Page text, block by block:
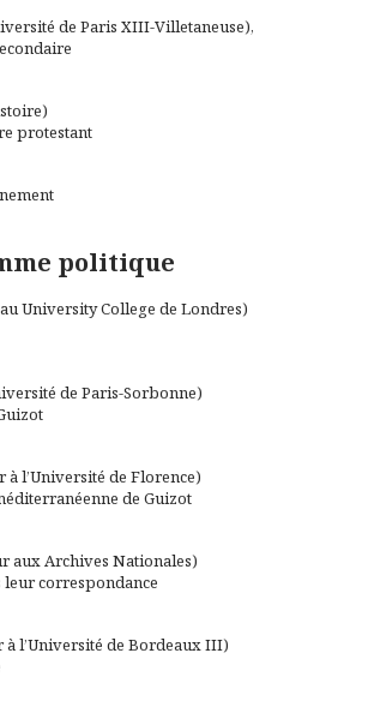
de Paris XIII-Villetaneuse),
protestant
politique
University College de Londres)
de Paris-Sorbonne)
à l’Université de Florence)
de Guizot
aux Archives Nationales)
leur correspondance
à l’Université de Bordeaux III)